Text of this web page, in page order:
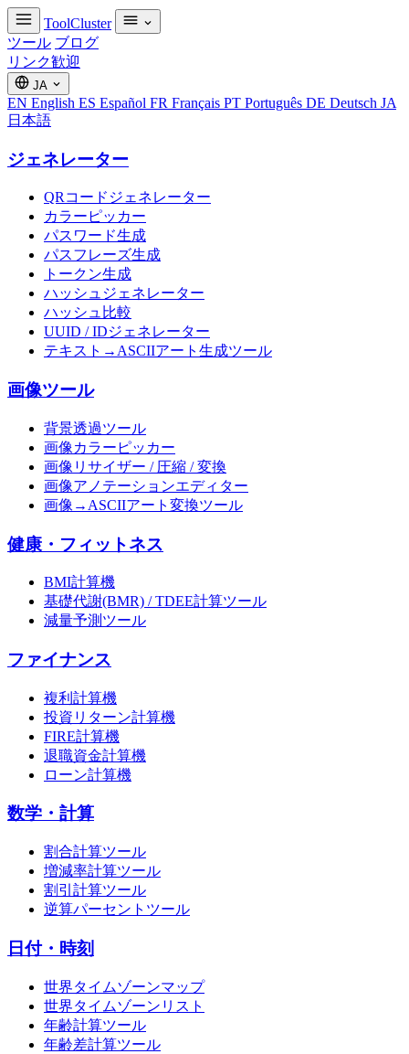
ToolCluster
ツール ブログ
リンク歓迎
JA
EN English ES Español FR Français PT Português DE Deutsch JA
日本語
ジェネレーター
QRコードジェネレーター
カラーピッカー
パスワード生成
パスフレーズ生成
トークン生成
ハッシュジェネレーター
ハッシュ比較
UUID / IDジェネレーター
テキスト→ASCIIアート生成ツール
画像ツール
背景透過ツール
画像カラーピッカー
画像リサイザー / 圧縮 / 変換
画像アノテーションエディター
画像→ASCIIアート変換ツール
健康・フィットネス
BMI計算機
基礎代謝(BMR) / TDEE計算ツール
減量予測ツール
ファイナンス
複利計算機
投資リターン計算機
FIRE計算機
退職資金計算機
ローン計算機
数学・計算
割合計算ツール
増減率計算ツール
割引計算ツール
逆算パーセントツール
日付・時刻
世界タイムゾーンマップ
世界タイムゾーンリスト
年齢計算ツール
年齢差計算ツール